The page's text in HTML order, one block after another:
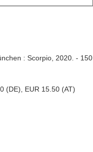
: Scorpio, 2020. - 150
(DE), EUR 15.50 (AT)